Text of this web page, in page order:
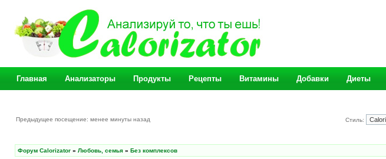
Главная Анализаторы Продукты Рецепты Витамины Добавки Диеты
Предыдущее посещение: менее минуты назад Стиль:
Форум Calorizator » Любовь, семья » Без комплексов